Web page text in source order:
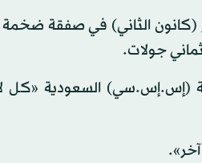
(إس.إس.سي) السعودية «كل